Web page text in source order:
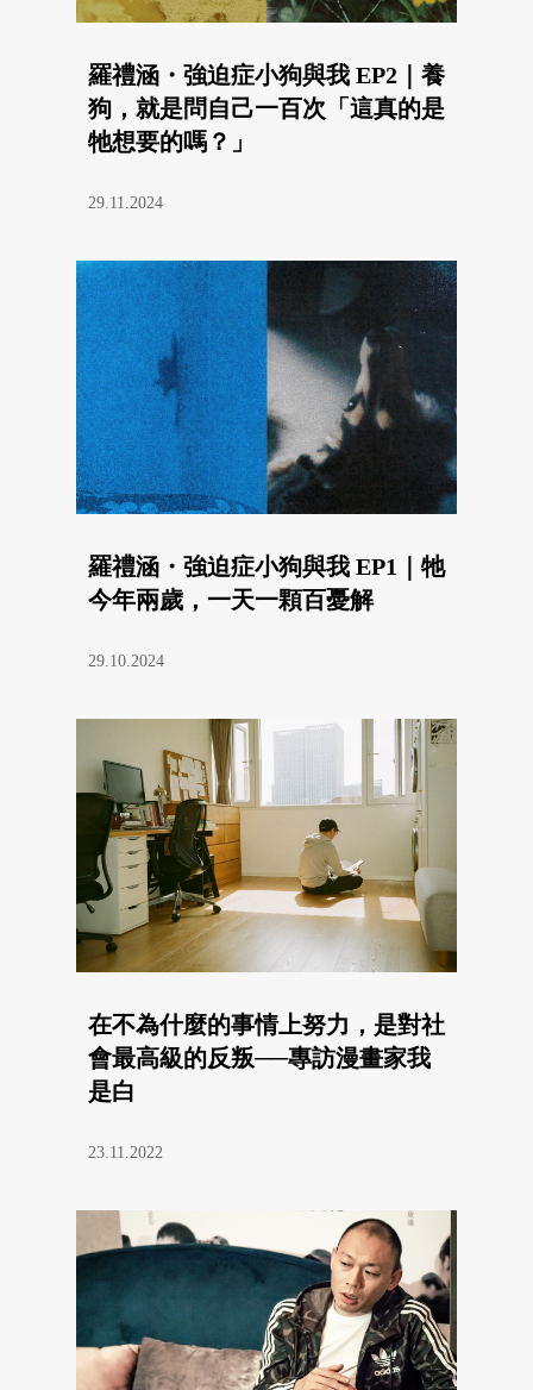
羅禮涵・強迫症小狗與我 EP2｜養
狗，就是問自己一百次「這真的是
牠想要的嗎？」
29.11.2024
羅禮涵・強迫症小狗與我 EP1｜牠
今年兩歲，一天一顆百憂解
29.10.2024
在不為什麼的事情上努力，是對社
會最高級的反叛──專訪漫畫家我
是白
23.11.2022